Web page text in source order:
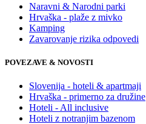
Naravni & Narodni parki
Hrvaška - plaže z mivko
Kamping
Zavarovanje rizika odpovedi
POVEZAVE & NOVOSTI
Slovenija - hoteli & apartmaji
Hrvaška - primerno za družine
Hoteli - All inclusive
Hoteli z notranjim bazenom